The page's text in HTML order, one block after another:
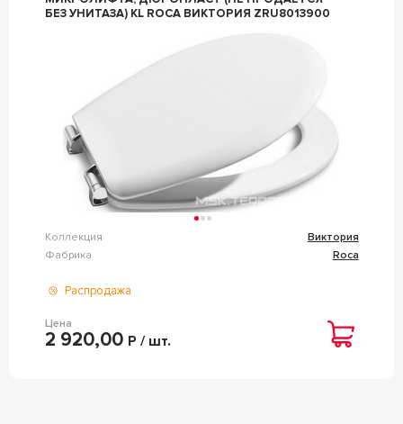
БЕЗ УНИТАЗА) KL ROCA ВИКТОРИЯ ZRU8013900
Коллекция
Виктория
Фабрика
Roca
Распродажа
Цена
2 920,00 Р / шт.